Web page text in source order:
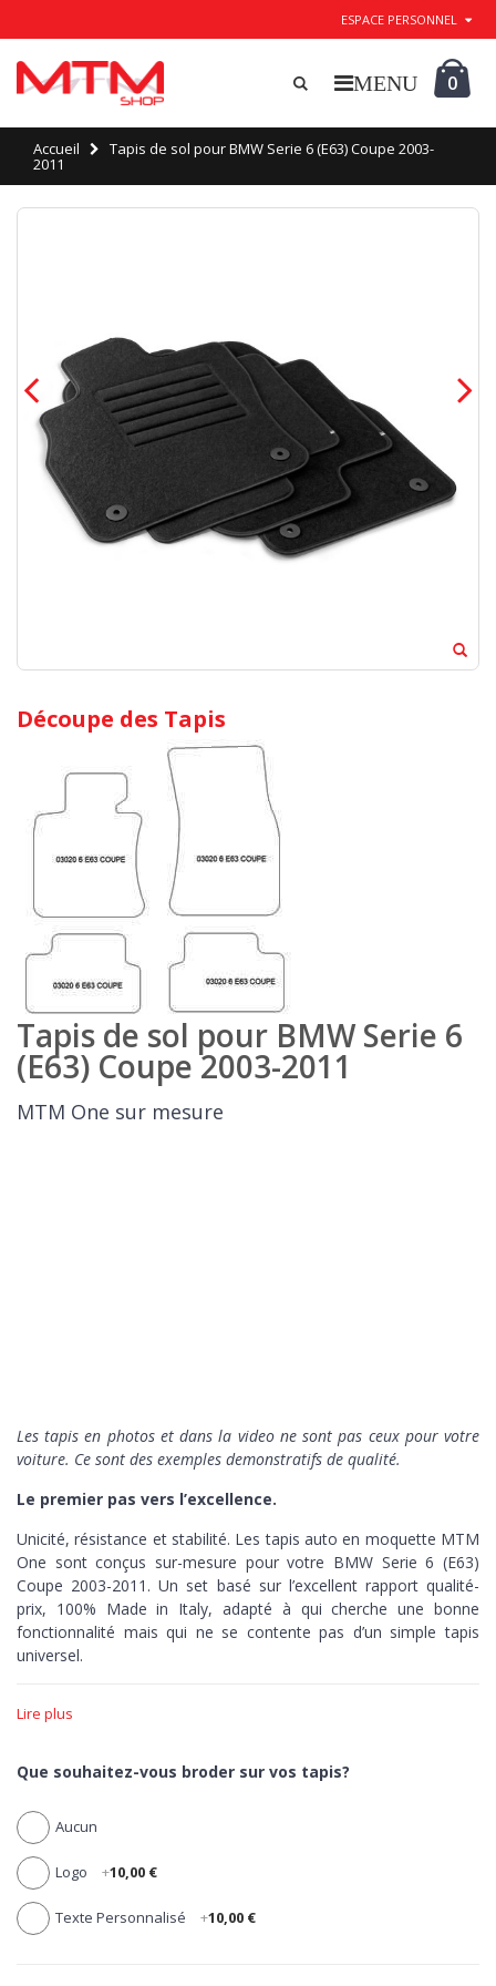
ESPACE PERSONNEL
0
Accueil Tapis de sol pour BMW Serie 6 (E63) Coupe 2003-
2011
Découpe des Tapis
Tapis de sol pour BMW Serie 6
(E63) Coupe 2003-2011
MTM One sur mesure
Les tapis en photos et dans la video ne sont pas ceux pour votre
voiture. Ce sont des exemples demonstratifs de qualité.
Le premier pas vers l’excellence.
Unicité, résistance et stabilité. Les tapis auto en moquette MTM
One sont conçus sur-mesure pour votre BMW Serie 6 (E63)
Coupe 2003-2011. Un set basé sur l’excellent rapport qualité-
prix, 100% Made in Italy,adapté à qui cherche une bonne
fonctionnalité mais qui ne se contente pas d’un simple tapis
universel.
capable de découper au millimètre-près la moquette de chacun
précision maximale.
sujette à l’usure, tous les tapis en moquette MTM One sont
réalisés en velours aiguilleté 100% polypropylène, élastique,
compacte et ultra-résistant.
Stabilité >Les tapis One ont
antidérapante. Des tapis fermes et robustes, jusqu’au dernier
Lire plus
Que souhaitez-vous broder sur vos tapis?
Aucun
Logo +10,00 €
Texte Personnalisé +10,00 €